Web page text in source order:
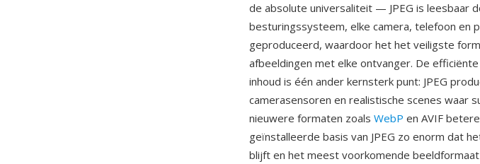
de absolute universaliteit — JPEG is leesbaar
besturingssysteem, elke camera, telefoon en
geproduceerd, waardoor het het veiligste
afbeeldingen met elke ontvanger. De
inhoud is één ander kernsterk punt: JPEG
camerasensoren en realistische scenes waar
nieuwere formaten zoals WebP en AVIF
geïnstalleerde basis van JPEG zo enorm dat
blijft en het meest voorkomende